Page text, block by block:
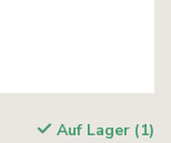
Auf Lager (1)